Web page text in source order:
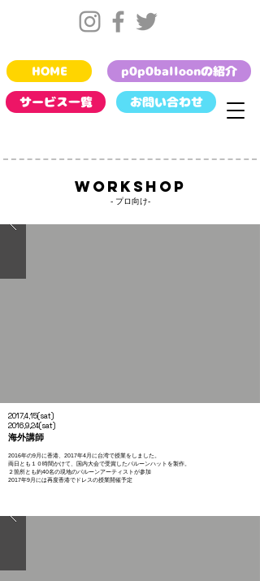
お問い合わせ
HOME
サービス一覧
p0p0balloonの紹介
workshop
- ​プロ向け-
2017,4,15(sat)
2016,9,24(sat)
海外講師
2016年の9月に香港、2017年4月に台湾で授業をしました。
両日とも１０時間かけて、国内大会で受賞したバルーンハットを製作。
​２箇所とも約40名の現地のバルーンアーティストが参加
2017年9月には再度香港でドレスの授業開催予定